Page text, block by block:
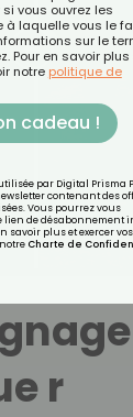
r
vous ouvrez les
à laquelle vous le
sur le
Pour en savoir plus
notre politique de
cadeau !
par Digital Prisma
contenant des
Vous pourrez vous
de désabonnement
savoir plus et exercer
Charte de